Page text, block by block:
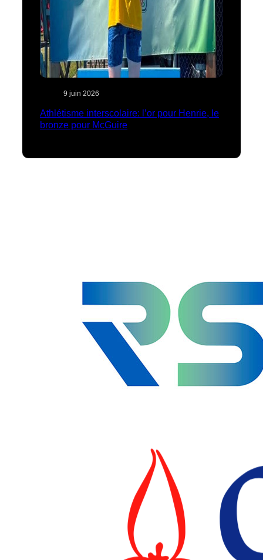
9 juin 2026
Athlétisme interscolaire: l’or pour Henrie, le
bronze pour McGuire